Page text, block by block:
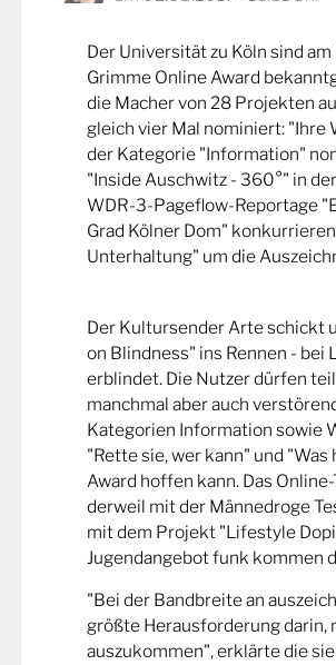
Der Universität zu Köln sind
Grimme Online Award
die Macher von 28 Projekten
gleich vier Mal nominiert: "Ihre
der Kategorie "Information"
"Inside Auschwitz - 360°" in
WDR-3-Pageflow-Reportage
Grad Kölner Dom"
Unterhaltung" um die
Der Kultursender Arte schickt
on Blindness" ins Rennen - bei
erblindet. Die Nutzer dürfen
manchmal aber auch
Kategorien Information sowie
"Rette sie, wer kann" und
Award hoffen kann. Das
derweil mit der Männedroge
mit dem Projekt "Lifestyle
Jugendangebot funk kommen
"Bei der Bandbreite an
größte Herausforderung darin,
auszukommen", erklärte die